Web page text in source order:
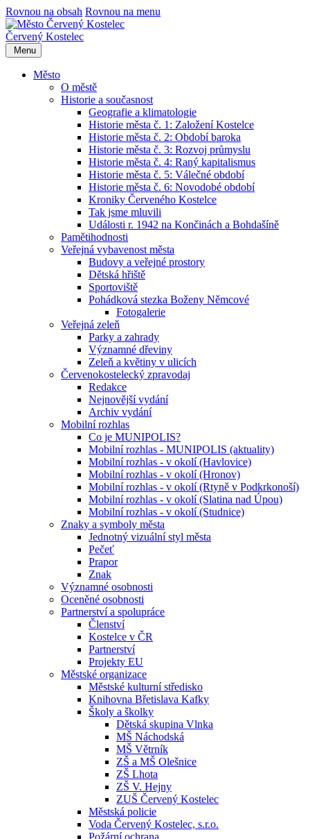
Rovnou na obsah Rovnou na menu
Červený Kostelec
Menu
Město
O městě
Historie a současnost
Geografie a klimatologie
Historie města č. 1: Založení Kostelce
Historie města č. 2: Období baroka
Historie města č. 3: Rozvoj průmyslu
Historie města č. 4: Raný kapitalismus
Historie města č. 5: Válečné období
Historie města č. 6: Novodobé období
Kroniky Červeného Kostelce
Tak jsme mluvili
Události r. 1942 na Končinách a Bohdašíně
Pamětihodnosti
Veřejná vybavenost města
Budovy a veřejné prostory
Dětská hřiště
Sportoviště
Pohádková stezka Boženy Němcové
Fotogalerie
Veřejná zeleň
Parky a zahrady
Významné dřeviny
Zeleň a květiny v ulicích
Červenokostelecký zpravodaj
Redakce
Nejnovější vydání
Archiv vydání
Mobilní rozhlas
Co je MUNIPOLIS?
Mobilní rozhlas - MUNIPOLIS (aktuality)
Mobilní rozhlas - v okolí (Havlovice)
Mobilní rozhlas - v okolí (Hronov)
Mobilní rozhlas - v okolí (Rtyně v Podkrkonoší)
Mobilní rozhlas - v okolí (Slatina nad Úpou)
Mobilní rozhlas - v okolí (Studnice)
Znaky a symboly města
Jednotný vizuální styl města
Pečeť
Prapor
Znak
Významné osobnosti
Oceněné osobnosti
Partnerství a spolupráce
Členství
Kostelce v ČR
Partnerství
Projekty EU
Městské organizace
Městské kulturní středisko
Knihovna Břetislava Kafky
Školy a školky
Dětská skupina Vlnka
MŠ Náchodská
MŠ Větrník
ZŠ a MŠ Olešnice
ZŠ Lhota
ZŠ V. Hejny
ZUŠ Červený Kostelec
Městská policie
Voda Červený Kostelec, s.r.o.
Požární ochrana